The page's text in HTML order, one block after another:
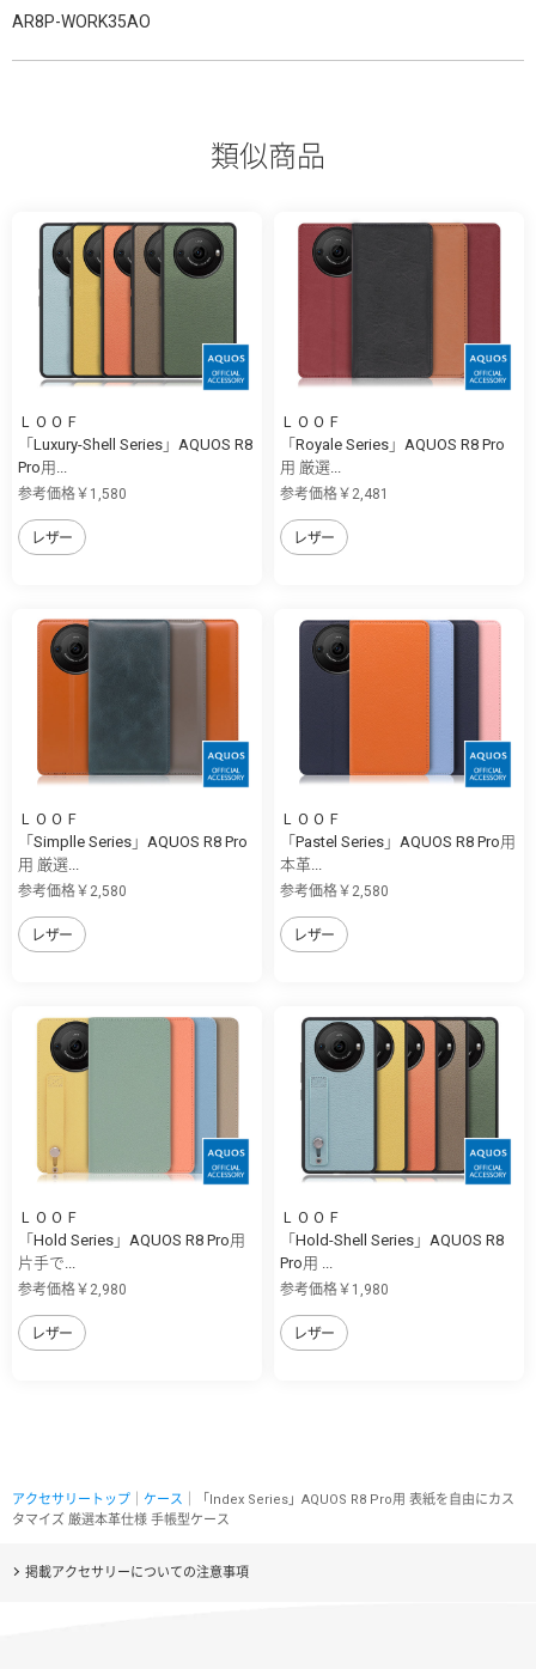
AR8P-WORK35AO
類似商品
ＬＯＯＦ
「Luxury-Shell Series」AQUOS R8
Pro用...
参考価格￥1,580
レザー
ＬＯＯＦ
「Royale Series」AQUOS R8 Pro
用 厳選...
参考価格￥2,481
レザー
ＬＯＯＦ
「Simplle Series」AQUOS R8 Pro
用 厳選...
参考価格￥2,580
レザー
ＬＯＯＦ
「Pastel Series」AQUOS R8 Pro用
本革...
参考価格￥2,580
レザー
ＬＯＯＦ
「Hold Series」AQUOS R8 Pro用
片手で...
参考価格￥2,980
レザー
ＬＯＯＦ
「Hold-Shell Series」AQUOS R8
Pro用 ...
参考価格￥1,980
レザー
アクセサリートップ ケース ｜「Index Series」AQUOS R8 Pro用 表紙を自由にカス
タマイズ 厳選本革仕様 手帳型ケース
掲載アクセサリーについての注意事項